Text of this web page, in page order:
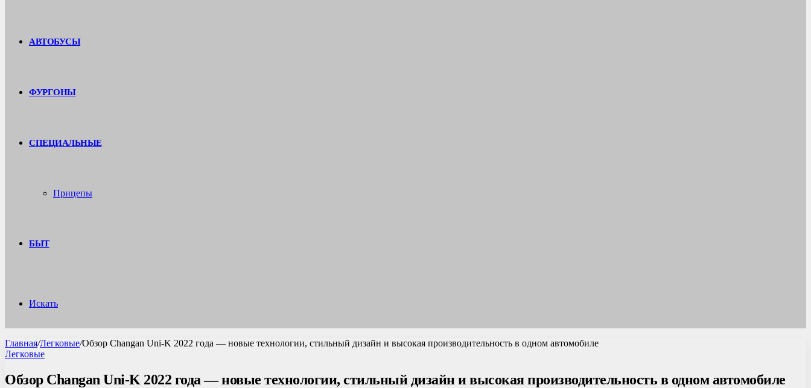
АВТОБУСЫ
ФУРГОНЫ
СПЕЦИАЛЬНЫЕ
Прицепы
БЫТ
Искать
Главная/Легковые/Обзор Changan Uni-K 2022 года — новые технологии, стильный дизайн и высокая производительность в одном автомобиле
Легковые
Обзор Changan Uni-K 2022 года — новые технологии, стильный дизайн и высокая производительность в одном автомобиле